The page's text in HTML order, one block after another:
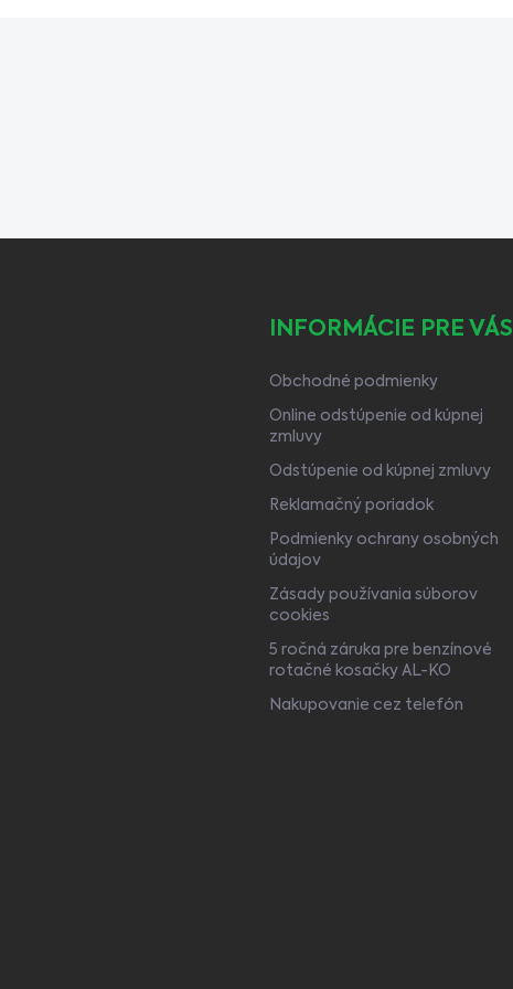
INFORMÁCIE PRE VÁS
Obchodné podmienky
Online odstúpenie od kúpnej
zmluvy
Odstúpenie od kúpnej zmluvy
Reklamačný poriadok
Podmienky ochrany osobných
údajov
Zásady používania súborov
cookies
5 ročná záruka pre benzínové
rotačné kosačky AL-KO
Nakupovanie cez telefón